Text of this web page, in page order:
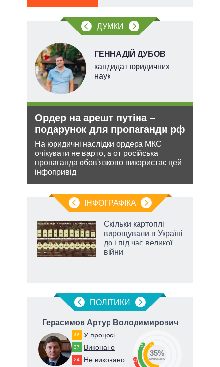
ДУМКИ
ГЕННАДІЙ ДУБОВ
кандидат юридичних
наук
Ордер на арешт путіна –
подарунок для пропаганди рф
На юридичні наслідки ордера МКС
очікувати не варто, а от російська
пропаганда обов'язково використає цей
інфопривід
ІНФОГРАФІКА
Скільки картоплі
вирощували в Україні
до і під час великої
війни
ПОЛIТИКИ
Герасимов Артур Володимирович
46 У процесі
37 Виконано
24 Не виконано 22
35 43
35%
виконано